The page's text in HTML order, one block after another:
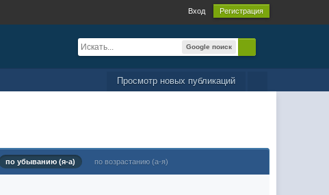
Вход Регистрация
Google поиск
Просмотр новых публикаций
по убыванию (я-а) по возрастанию (а-я)